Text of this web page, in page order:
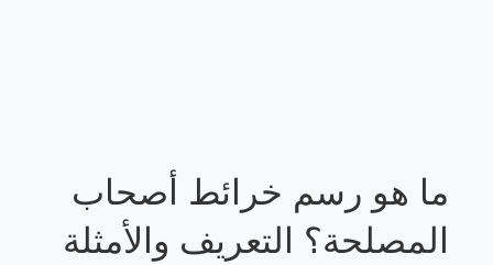
ما هو رسم خرائط أصحاب
المصلحة؟ التعريف والأمثلة